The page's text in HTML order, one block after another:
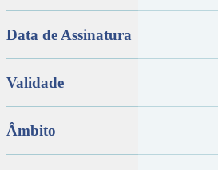
Data de Assinatura
Validade
Âmbito